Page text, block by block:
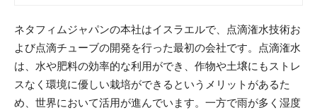
ネタフィムジャパンの本社はイスラエルで、点滴潅水技術お
よび点滴チューブの開発を行った最初の会社です。点滴潅水
は、水や肥料の効率的な利用ができ、作物や土壌にもストレ
スなく環境に優しい栽培ができるというメリットがあるた
め、世界において活用が進んでいます。一方で雨が多く湿度